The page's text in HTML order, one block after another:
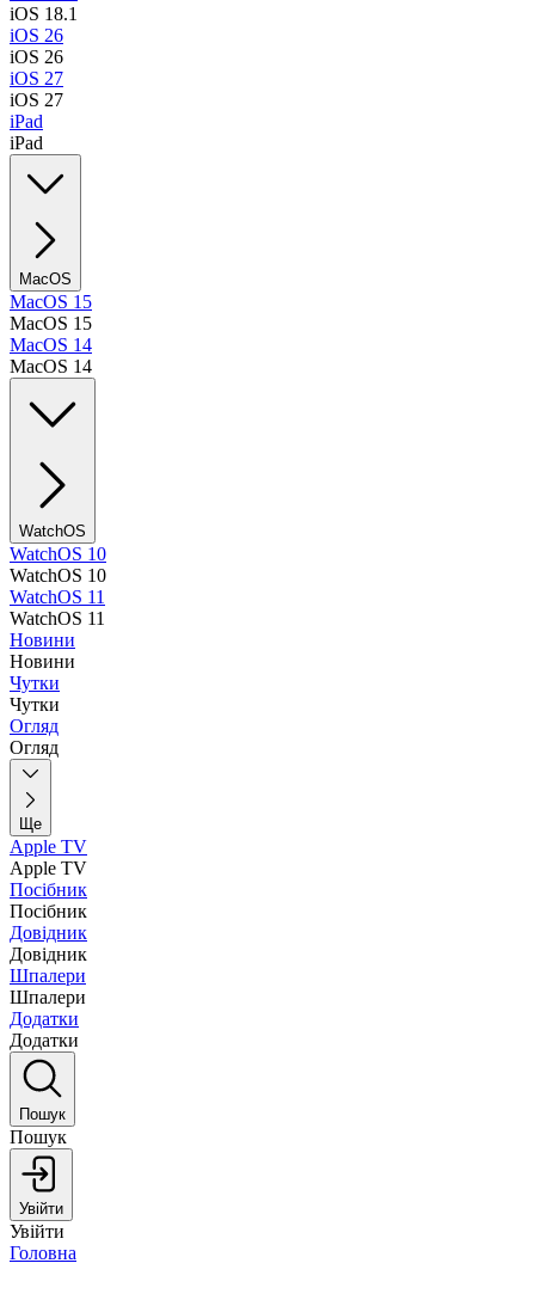
iOS 18.1
iOS 26
iOS 26
iOS 27
iOS 27
iPad
iPad
MacOS
MacOS 15
MacOS 15
MacOS 14
MacOS 14
WatchOS
WatchOS 10
WatchOS 10
WatchOS 11
WatchOS 11
Новини
Новини
Чутки
Чутки
Огляд
Огляд
Ще
Apple TV
Apple TV
Посібник
Посібник
Довідник
Довідник
Шпалери
Шпалери
Додатки
Додатки
Пошук
Пошук
Увійти
Увійти
Головна